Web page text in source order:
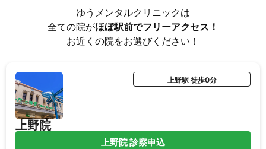
ゆうメンタルクリニックは
全ての院がほぼ駅前でフリーアクセス！
お近くの院をお選びください！
上野院
上野駅 徒歩0分
上野院 診察申込